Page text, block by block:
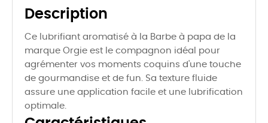
Description
Ce lubrifiant aromatisé à la Barbe à papa de la
marque Orgie est le compagnon idéal pour
agrémenter vos moments coquins d'une touche
de gourmandise et de fun. Sa texture fluide
assure une application facile et une lubrification
optimale.